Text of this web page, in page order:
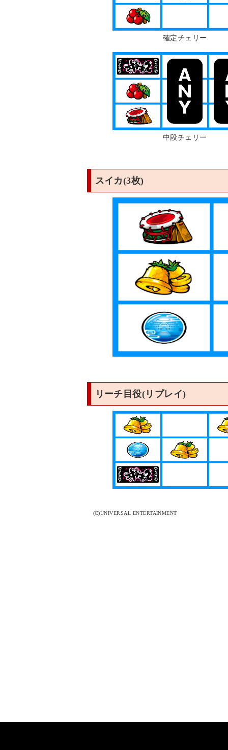
確定チェリー
中段チェリー
スイカ(3枚)
リーチ目役(リプレイ)
(C)UNIVERSAL ENTERTAINMENT